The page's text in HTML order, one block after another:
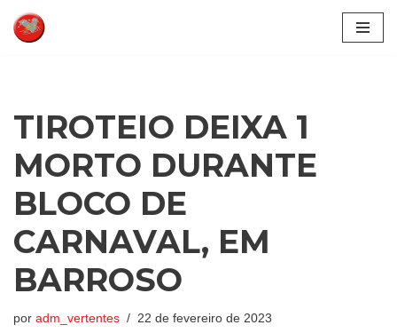
Pular
TIROTEIO DEIXA 1
MORTO DURANTE
BLOCO DE
CARNAVAL, EM
BARROSO
por adm_vertentes 22 de fevereiro de 2023